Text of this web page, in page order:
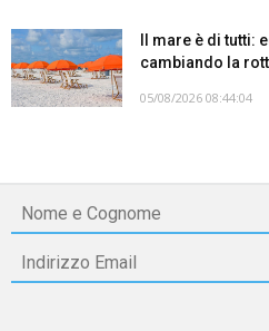
Il mare è di tutti:
cambiando la
05/08/2026 08:44:04